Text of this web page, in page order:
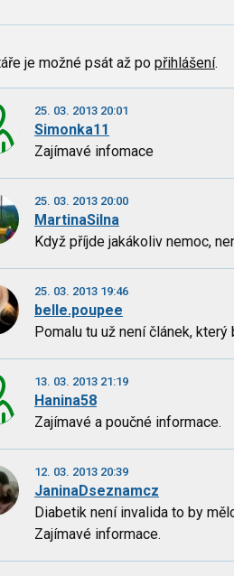
je možné psát až po přihlášení.
25. 03. 2013 20:01
Simonka11
Zajímavé infomace
25. 03. 2013 20:00
MartinaSilna
Když příjde jakákoliv nemoc,
25. 03. 2013 19:46
belle.poupee
Pomalu tu už není článek, který
13. 03. 2013 21:19
Hanina58
Zajímavé a poučné informace.
12. 03. 2013 20:39
JaninaDseznamcz
Diabetik není invalida to by
Zajímavé informace.